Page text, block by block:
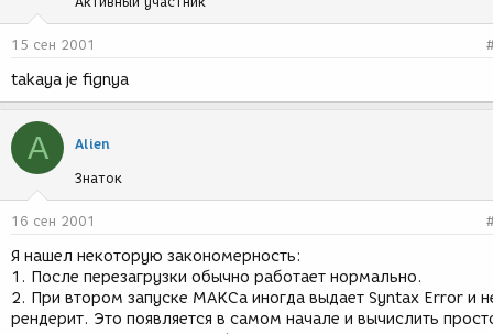
15 сен 2001
takaya je fignya
A Alien
Знаток
16 сен 2001
Я нашел некоторую закономерность:
1. После перезагрузки обычно работает нормально.
2. При втором запуске МАКСа иногда выдает Syntax Error и
рендерит. Это появляется в самом начале и вычислить